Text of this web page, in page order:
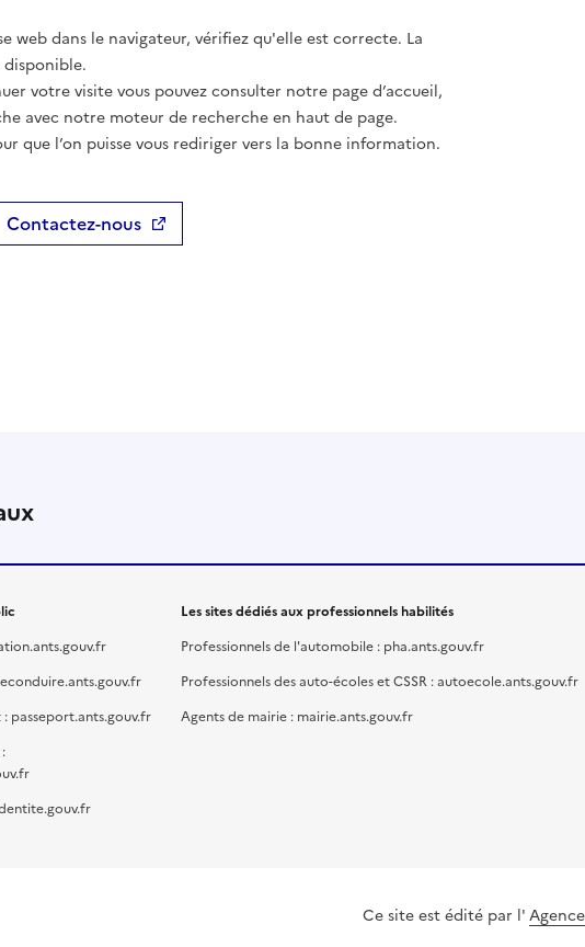
web dans le navigateur, vérifiez qu'elle est correcte. La
disponible.
votre visite vous pouvez consulter notre page d’accueil,
avec notre moteur de recherche en haut de page.
que l’on puisse vous rediriger vers la bonne information.
Contactez-nous
passeport.ants.gouv.fr
Les sites dédiés aux professionnels habilités
Professionnels de l'automobile : pha.ants.gouv.fr
Professionnels des auto-écoles et CSSR : autoecole.ants.gouv.fr
Agents de mairie : mairie.ants.gouv.fr
Ce site est édité par l'